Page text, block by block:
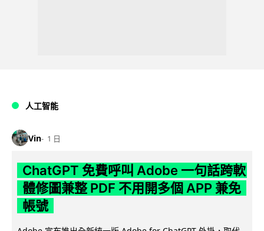
人工智能
Vin 1 日
ChatGPT 免費呼叫 Adobe 一句話跨軟
體修圖兼整 PDF 不用開多個 APP 兼免
帳號